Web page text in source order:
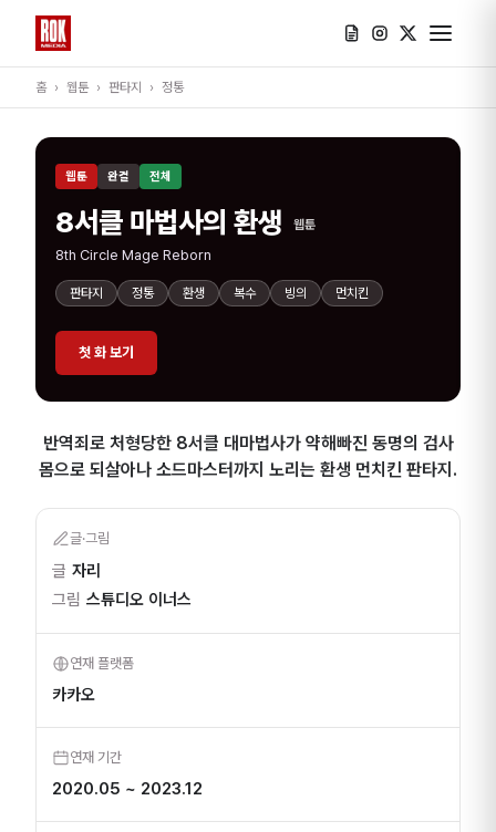
홈 › 웹툰 › 판타지 › 정통
웹툰 완결 전체
8서클 마법사의 환생 웹툰
8th Circle Mage Reborn
판타지 정통 환생 복수 빙의 먼치킨
첫 화 보기
반역죄로 처형당한 8서클 대마법사가 약해빠진 동명의 검사
몸으로 되살아나 소드마스터까지 노리는 환생 먼치킨 판타지.
글·그림
글 자리
그림 스튜디오 이너스
연재 플랫폼
카카오
연재 기간
2020.05 ~ 2023.12